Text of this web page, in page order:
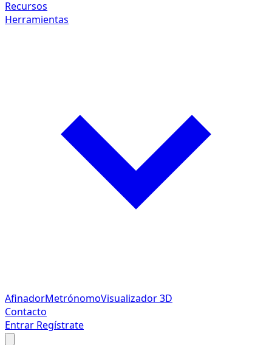
Recursos
Herramientas
AfinadorMetrónomoVisualizador 3D
Contacto
Entrar Regístrate